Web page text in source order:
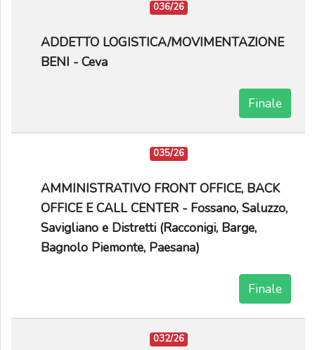
036/26
ADDETTO LOGISTICA/MOVIMENTAZIONE
BENI - Ceva
Finale
035/26
AMMINISTRATIVO FRONT OFFICE, BACK
OFFICE E CALL CENTER - Fossano, Saluzzo,
Savigliano e Distretti (Racconigi, Barge,
Bagnolo Piemonte, Paesana)
Finale
032/26